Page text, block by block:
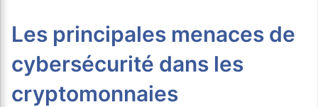
Les principales menaces de
cybersécurité dans les
cryptomonnaies